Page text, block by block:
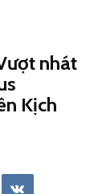
nhát
Kịch